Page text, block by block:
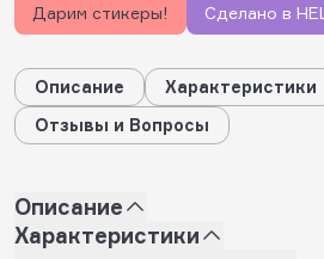
Дарим стикеры! Сделано в
Описание
Характеристики
Отзывы и Вопросы
Описание
Характеристики